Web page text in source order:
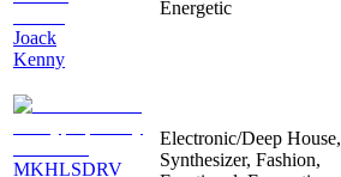
Joack
Kenny
Energetic
MKHLSDRV
Electronic/Deep House,
Synthesizer, Fashion,